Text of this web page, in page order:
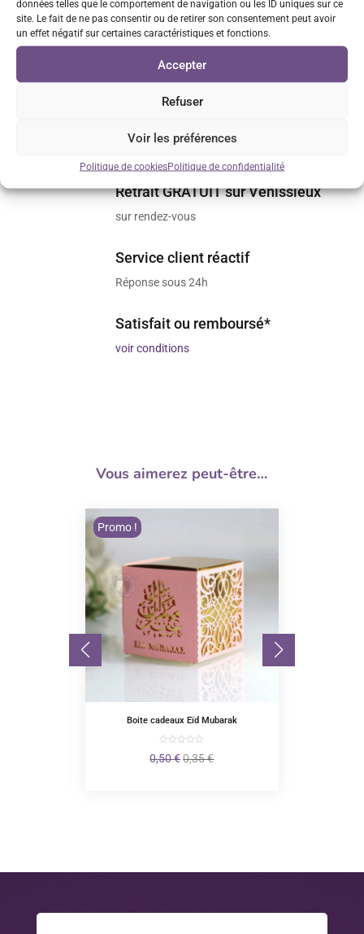
données telles que le comportement de navigation ou les ID uniques sur ce
site. Le fait de ne pas consentir ou de retirer son consentement peut avoir
un effet négatif sur certaines caractéristiques et fonctions.
Accepter
Refuser
Voir les préférences
Politique de cookiesPolitique de confidentialité
Paiements 100% sécurisés
via CB ou Paypal
Retrait GRATUIT sur Vénissieux
sur rendez-vous
Service client réactif
Réponse sous 24h
Satisfait ou remboursé*
voir conditions
Vous aimerez peut-être…
Promo !
Boite cadeaux Eïd Mubarak
0,50€Le
0,35€Le